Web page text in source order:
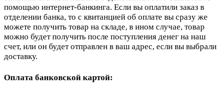
помощью интернет-банкинга. Если вы оплатили заказ в
отделении банка, то с квитанцией об оплате вы сразу же
можете получить товар на складе, в ином случае, товар
можно будет получить после поступления денег на наш
счет, или он будет отправлен в ваш адрес, если вы выбрали
доставку.
Оплата банковской картой: